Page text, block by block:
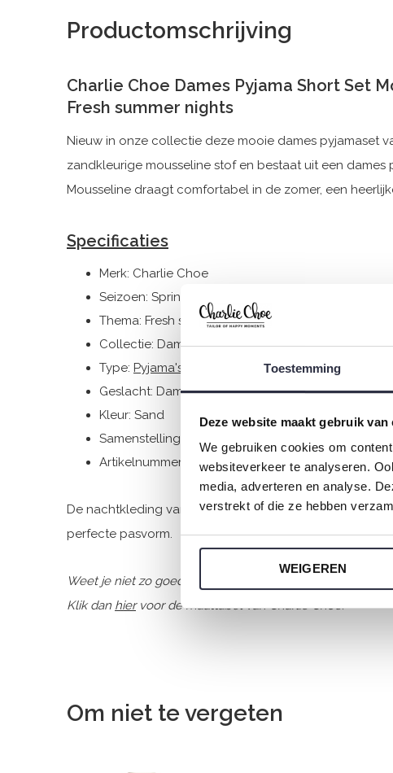
Toestemming
Deze website maakt gebruik van
We gebruiken cookies om
websiteverkeer te analyseren.
media, adverteren en analyse.
verstrekt of die ze hebben
WEIGEREN
Productomschrijving
Charlie Choe Dames Pyjama Short Set
Fresh summer nights
Nieuw in onze collectie deze mooie dames pyjamaset
zandkleurige mousseline stof en bestaat uit een dames
Mousseline draagt comfortabel in de zomer, een
Specificaties
Merk: Charlie Choe
Seizoen: Spring/Summer 2025
Thema: Fresh summer nights
Collectie: Dames
Type: Pyjama's
Geslacht: Dames
Kleur: Sand
Samenstelling: 100% Cotton
Artikelnummer: P55112-38
De nachtkleding van Charlie Choe is gemaakt van
perfecte pasvorm.
Weet je niet zo goed welke maat je moet kiezen van onze
Klik dan hiervoor de maattabel van Charlie Choe.
Om niet te vergeten